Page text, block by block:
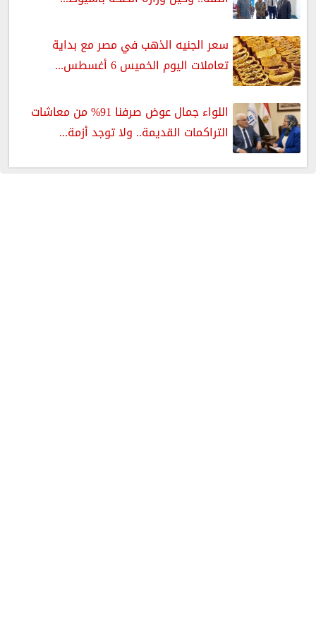
سعر الجنيه الذهب في مصر مع بداية
تعاملات اليوم الخميس 6 أغسطس...
اللواء جمال عوض صرفنا 91% من معاشات
التراكمات القديمة.. ولا توجد أزمة...